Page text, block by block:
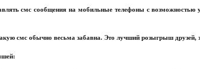
смс сообщения на мобильные телефоны с
смс обычно весьма забавна. Это лучший розыгрыш друзей,